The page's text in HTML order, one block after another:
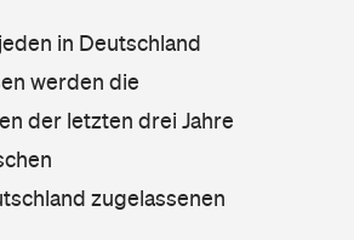
in Deutschland
werden die
der letzten drei Jahre
zugelassenen